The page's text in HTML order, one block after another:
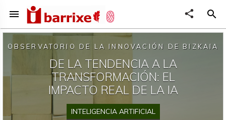
menu share search
OBSERVATORIO DE LA INNOVACIÓN DE BIZKAIA
DE LA TENDENCIA A LA
TRANSFORMACIÓN: EL
IMPACTO REAL DE LA IA
INTELIGENCIA ARTIFICIAL